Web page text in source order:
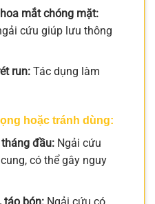
mắt chóng mặt:
cứu giúp lưu thông
run:Tác dụng làm
hoặc tránh dùng:
đầu:Ngải cứu
có thể gây nguy
táo bón:Ngải cứu có